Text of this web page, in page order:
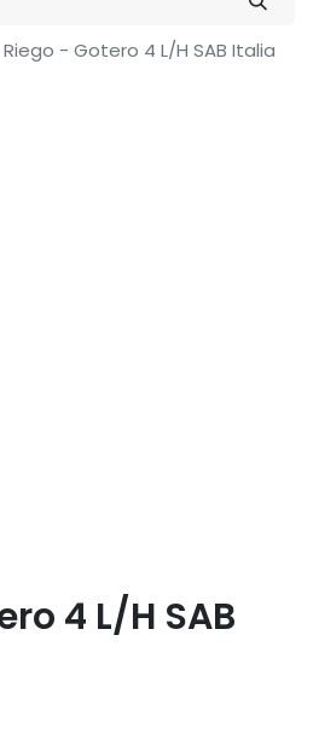
Riego - Gotero 4 L/H SAB Italia
4 L/H SAB